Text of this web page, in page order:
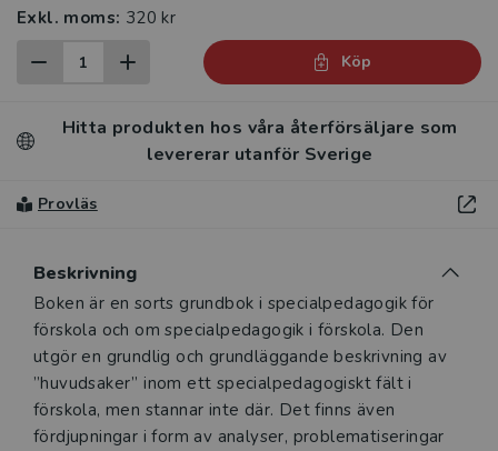
Exkl. moms: 320 kr
Köp
Hitta produkten hos våra återförsäljare som
levererar utanför Sverige
Provläs
Beskrivning
Beskrivning
Boken är en sorts grundbok i specialpedagogik för
förskola och om specialpedagogik i förskola. Den
utgör en grundlig och grundläggande beskrivning av
”huvudsaker” inom ett specialpedagogiskt fält i
förskola, men stannar inte där. Det finns även
fördjupningar i form av analyser, problematiseringar